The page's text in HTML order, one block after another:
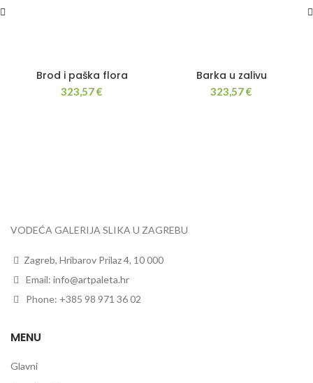
Brod i paška flora
323,57€
Barka u zalivu
323,57€
VODEĆA GALERIJA SLIKA U ZAGREBU
Zagreb, Hribarov Prilaz 4, 10 000
Email: info@artpaleta.hr
Phone: +385 98 971 36 02
MENU
Glavni